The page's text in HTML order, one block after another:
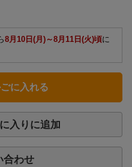
8月10日(月)～8月11日(火)頃に
に入れる
入りに追加
合わせ